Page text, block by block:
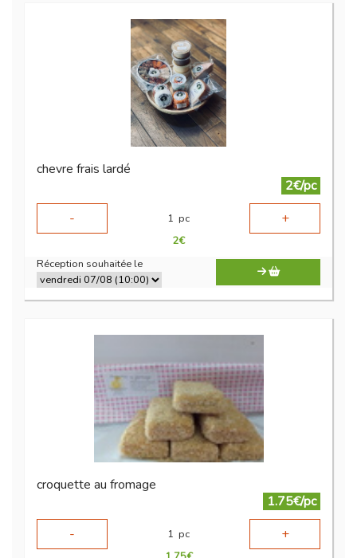
chevre frais lardé
2€/pc
-
1 pc +
2€
Réception souhaitée le
croquette au fromage
1.75€/pc
-
1 pc +